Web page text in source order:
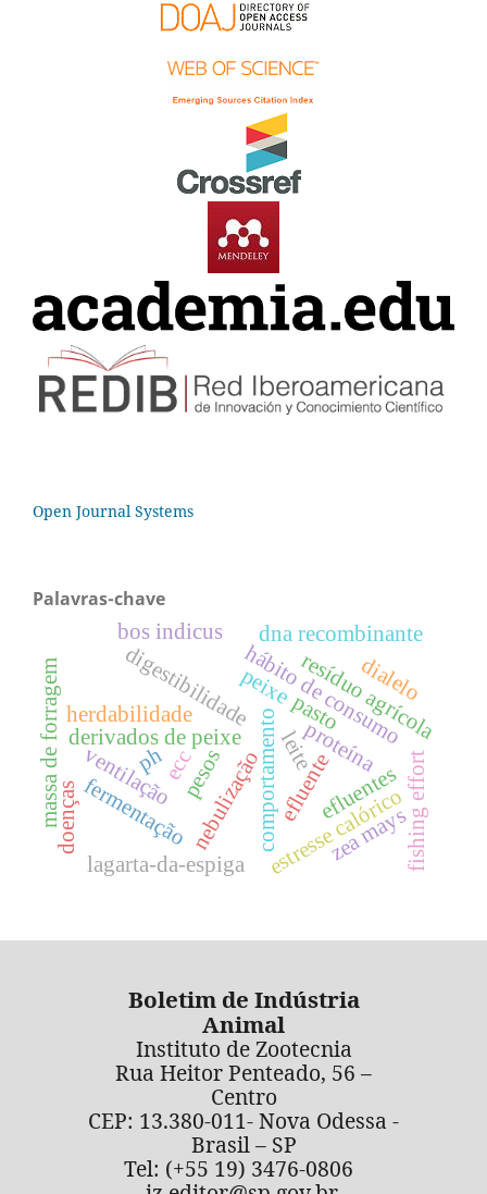
Open Journal Systems
Palavras-chave
peixe
derivados de peixehábito de consumo
comportamentoestresse calórico
nebulização
ventilação
digestibilidade
efluente
fermentação
ph proteína
resíduo agrícola
lagarta-da-espiga
dna recombinante
massa de forragem
zea mays
efluentes
herdabilidade
pesos
pasto
doenças
leite
bos indicus
ecc fishing effort
dialelo
Boletim de Indústria
Animal
Instituto de Zootecnia
Rua Heitor Penteado, 56 –
Centro
CEP: 13.380-011- Nova Odessa -
Brasil – SP
Tel: (+55 19) 3476-0806